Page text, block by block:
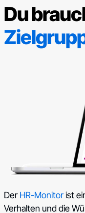
Du
Der HR-Monitorist
Verhalten und die